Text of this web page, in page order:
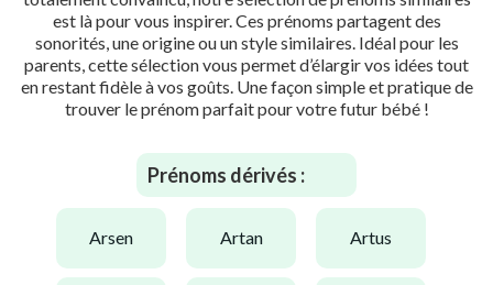
est là pour vous inspirer. Ces prénoms partagent des
sonorités, une origine ou un style similaires. Idéal pour les
parents, cette sélection vous permet d’élargir vos idées tout
en restant fidèle à vos goûts. Une façon simple et pratique de
trouver le prénom parfait pour votre futur bébé !
Prénoms dérivés :
arsen artan artus